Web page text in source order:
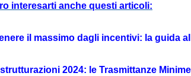
interesarti anche questi articoli:
il massimo dagli incentivi: la guida
2024: le Trasmittanze